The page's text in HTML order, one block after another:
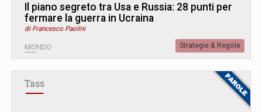
Il piano segreto tra Usa e Russia: 28 punti per
fermare la guerra in Ucraina
di Francesco Paolini
MONDO Strategie & Regole
Tass